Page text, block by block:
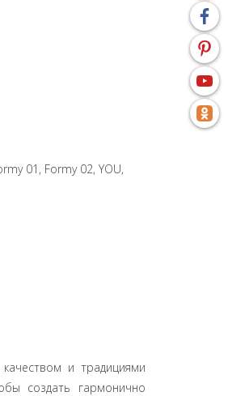
01, Formy 02, YOU,
и традициями
создать гармонично